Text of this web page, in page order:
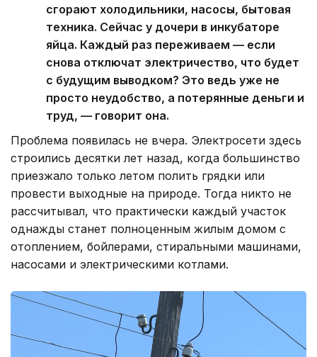
сгорают холодильники, насосы, бытовая
техника. Сейчас у дочери в инкубаторе
яйца. Каждый раз переживаем — если
снова отключат электричество, что будет
с будущим выводком? Это ведь уже не
просто неудобство, а потерянные деньги и
труд, — говорит она.
Проблема появилась не вчера. Электросети здесь
строились десятки лет назад, когда большинство
приезжало только летом полить грядки или
провести выходные на природе. Тогда никто не
рассчитывал, что практически каждый участок
однажды станет полноценным жилым домом с
отоплением, бойлерами, стиральными машинами,
насосами и электрическими котлами.